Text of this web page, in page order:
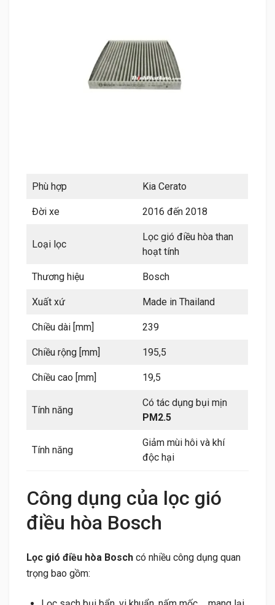
Phù hợp Kia Cerato
Đời xe 2016 đến 2018
Loại lọc
Lọc gió điều hòa than
hoạt tính
Thương hiệu Bosch
Xuất xứ Made in Thailand
Chiều dài [mm] 239
Chiều rộng [mm] 195,5
Chiều cao [mm] 19,5
Tính năng
Có tác dụng bụi mịn
PM2.5
Tính năng
Giảm mùi hôi và khí
độc hại
Công dụng của lọc gió
điều hòa Bosch
Lọc gió điều hòa Bosch có nhiều công dụng quan
trọng bao gồm: